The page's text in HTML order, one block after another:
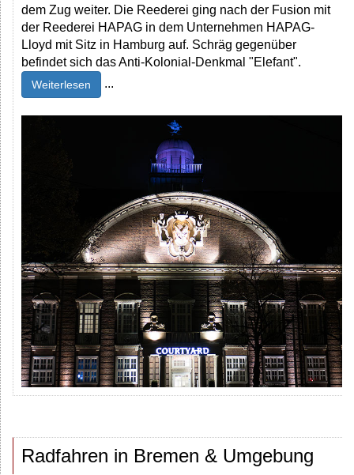
dem Zug weiter. Die Reederei ging nach der Fusion mit
der Reederei HAPAG in dem Unternehmen HAPAG-
Lloyd mit Sitz in Hamburg auf. Schräg gegenüber
befindet sich das Anti-Kolonial-Denkmal "Elefant".
Weiterlesen ...
Radfahren in Bremen & Umgebung